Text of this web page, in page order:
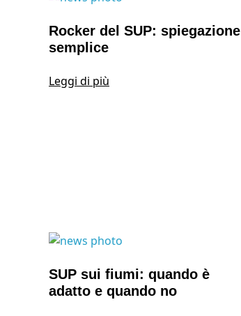
Rocker del SUP: spiegazione
semplice
Leggi di più
SUP sui fiumi: quando è
adatto e quando no